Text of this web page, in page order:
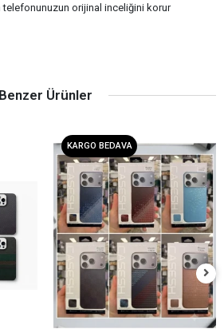
telefonunuzun orijinal inceliğini korur
Benzer Ürünler
KARGO BEDAVA